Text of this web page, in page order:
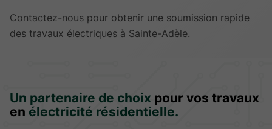
Contactez-nous pour obtenir une soumission rapide
des travaux électriques à Sainte-Adèle.
Un partenaire de choix pour vos travaux
en électricité résidentielle.